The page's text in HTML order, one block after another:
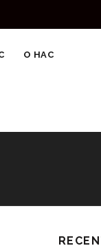
О НАС